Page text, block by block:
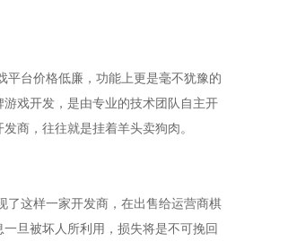
平台价格低廉，功能上更是毫不犹豫的
戏开发，是由专业的技术团队自主开
商，往往就是挂着羊头卖狗肉。
了这样一家开发商，在出售给运营商棋
旦被坏人所利用，损失将是不可挽回